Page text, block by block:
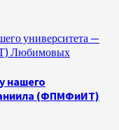
университета —
Любимовых
нашего
(ФПМФиИТ)